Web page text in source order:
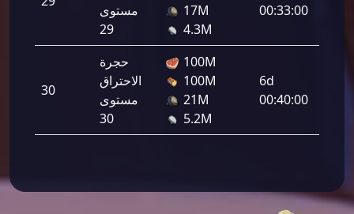
مستوى
29
17M
4.3M
00:33:00
30
حجرة
الاحتراق
مستوى
30
100M
100M
21M
5.2M
6d
00:40:00